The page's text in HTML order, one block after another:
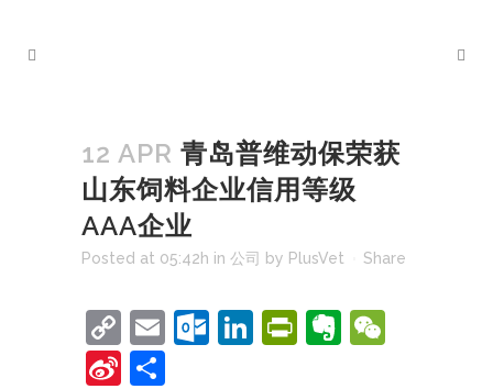
12 APR 青岛普维动保荣获
山东饲料企业信用等级
AAA企业
Posted at 05:42h in 公司 by PlusVet Share
Copy
Link
EmailOutlook.com
LinkedInEvernote
Sina